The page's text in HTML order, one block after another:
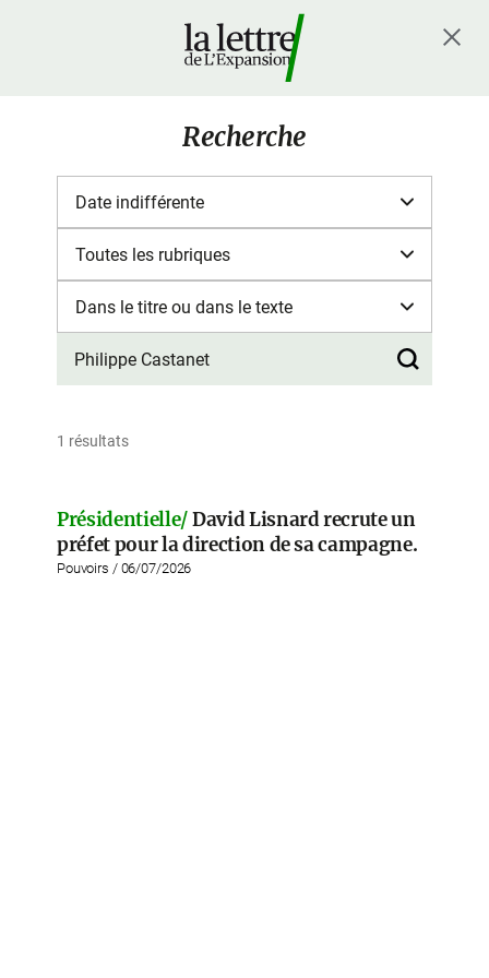
Recherche
1 résultats
Présidentielle/David Lisnard recrute un
préfet pour la direction de sa campagne.
Pouvoirs / 06/07/2026